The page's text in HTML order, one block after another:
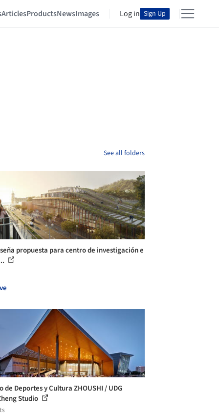
ArticlesProductsNewsImages Log in Sign Up
See all folders
propuesta para centro de investigación e
de Deportes y Cultura ZHOUSHI / UDG
Studio